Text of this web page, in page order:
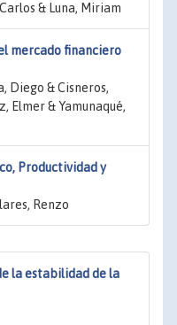
& Luna, Miriam
mercado financiero
Diego & Cisneros,
Elmer & Yamunaqué,
Productividad y
Renzo
la estabilidad de la